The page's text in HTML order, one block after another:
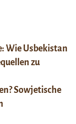
Wie Usbekistan
zu
Sowjetische